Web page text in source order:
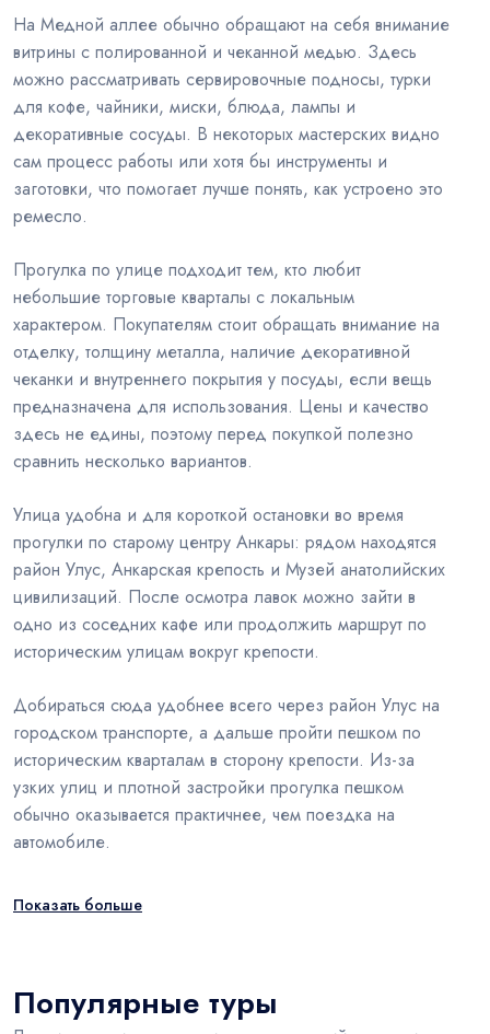
На Медной аллее обычно обращают на себя внимание
витрины с полированной и чеканной медью. Здесь
можно рассматривать сервировочные подносы, турки
для кофе, чайники, миски, блюда, лампы и
декоративные сосуды. В некоторых мастерских видно
сам процесс работы или хотя бы инструменты и
заготовки, что помогает лучше понять, как устроено это
ремесло.
Прогулка по улице подходит тем, кто любит
небольшие торговые кварталы с локальным
характером. Покупателям стоит обращать внимание на
отделку, толщину металла, наличие декоративной
чеканки и внутреннего покрытия у посуды, если вещь
предназначена для использования. Цены и качество
здесь не едины, поэтому перед покупкой полезно
сравнить несколько вариантов.
Улица удобна и для короткой остановки во время
прогулки по старому центру Анкары: рядом находятся
район Улус, Анкарская крепость и Музей анатолийских
цивилизаций. После осмотра лавок можно зайти в
одно из соседних кафе или продолжить маршрут по
историческим улицам вокруг крепости.
Добираться сюда удобнее всего через район Улус на
городском транспорте, а дальше пройти пешком по
историческим кварталам в сторону крепости. Из-за
узких улиц и плотной застройки прогулка пешком
обычно оказывается практичнее, чем поездка на
автомобиле.
Показать больше
Популярные туры